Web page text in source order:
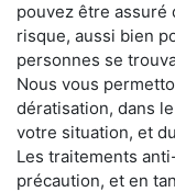
pouvez être assuré
risque, aussi bien
personnes se
Nous vous
dératisation, dans
votre situation, et
Les traitements
précaution, et en